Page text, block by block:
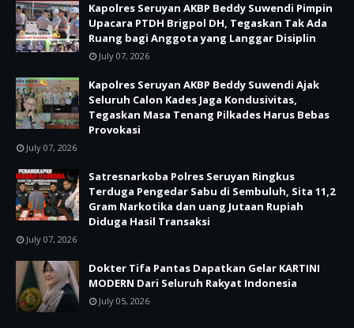
Kapolres Seruyan AKBP Beddy Suwendi Pimpin
Upacara PTDH Brigpol DH, Tegaskan Tak Ada
Ruang bagi Anggota yang Langgar Disiplin
July 07, 2026
Kapolres Seruyan AKBP Beddy Suwendi Ajak
Seluruh Calon Kades Jaga Kondusivitas,
Tegaskan Masa Tenang Pilkades Harus Bebas
Provokasi
July 07, 2026
Satresnarkoba Polres Seruyan Ringkus
Terduga Pengedar Sabu di Sembuluh, Sita 11,2
Gram Narkotika dan uang Jutaan Rupiah
Diduga Hasil Transaksi
July 07, 2026
Dokter Tifa Pantas Dapatkan Gelar KARTINI
MODERN Dari Seluruh Rakyat Indonesia
July 05, 2026